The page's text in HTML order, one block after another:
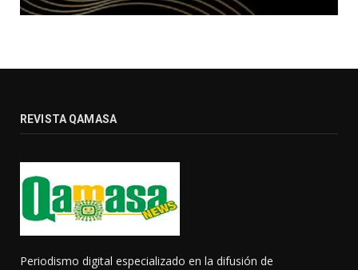
REVISTA QAMASA
Periodismo digital especializado en la difusión de